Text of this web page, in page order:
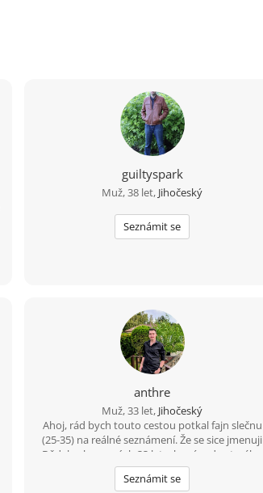
guiltyspark
Muž, 38 let, Jihočeský
Seznámit se
anthre
Muž, 33 let, Jihočeský
Ahoj, rád bych touto cestou potkal fajn slečnu
(25-35) na reálné seznámení. Že se sice jmenuji
Dědek, ale ve svých 33 letech mám do starého
železa ještě daleko. ???? Bydlím a funguju v
oblasti Třeboň – Trhové Sviny – České
Seznámit se